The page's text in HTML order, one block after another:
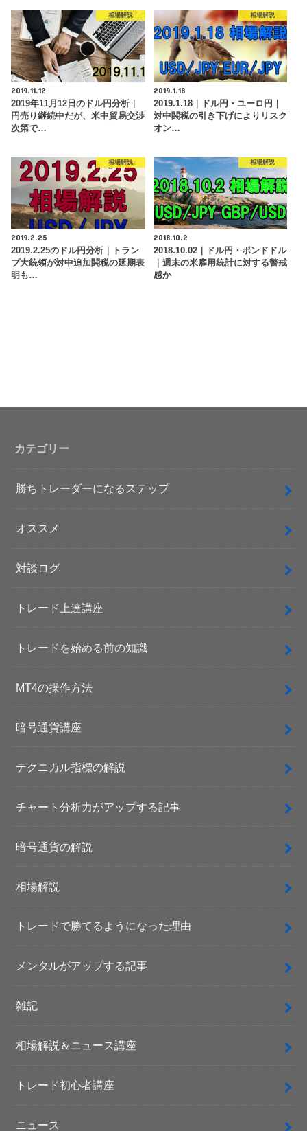
相場解説
2019.11.12
2019年11月12日のドル円分析｜
円売り継続中だが、米中貿易交渉
次第で…
相場解説
2019.1.18
2019.1.18｜ドル円・ユーロ円｜
対中関税の引き下げによりリスク
オン…
相場解説
2019.2.25
2019.2.25のドル円分析｜トラン
プ大統領が対中追加関税の延期表
明も…
相場解説
2018.10.2
2018.10.02｜ドル円・ポンドドル
｜週末の米雇用統計に対する警戒
感か
カテゴリー
勝ちトレーダーになるステップ
オススメ
対談ログ
トレード上達講座
トレードを始める前の知識
MT4の操作方法
暗号通貨講座
テクニカル指標の解説
チャート分析力がアップする記事
暗号通貨の解説
相場解説
トレードで勝てるようになった理由
メンタルがアップする記事
雑記
相場解説＆ニュース講座
トレード初心者講座
ニュース